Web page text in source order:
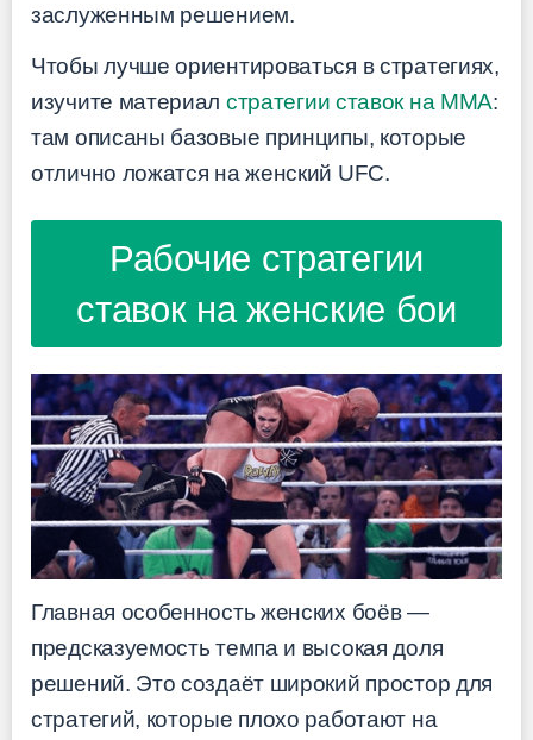
заслуженным решением.
Чтобы лучше ориентироваться в стратегиях,
изучите материал стратегии ставок на ММА:
там описаны базовые принципы, которые
отлично ложатся на женский UFC.
Рабочие стратегии
ставок на женские бои
Главная особенность женских боёв —
предсказуемость темпа и высокая доля
решений. Это создаёт широкий простор для
стратегий, которые плохо работают на